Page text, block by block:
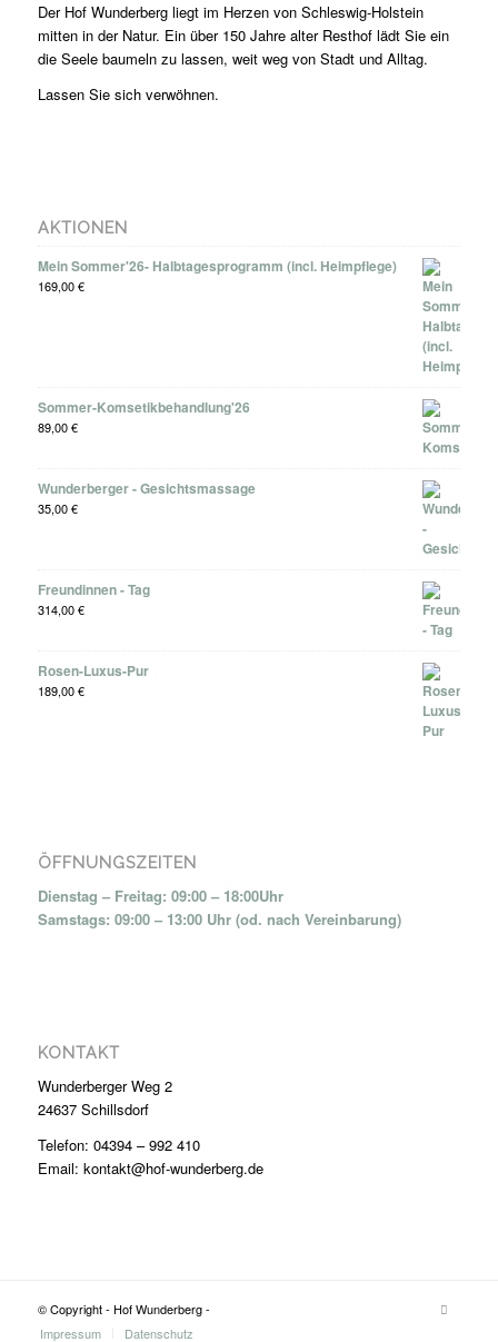
Der Hof Wunderberg liegt im Herzen von Schleswig-Holstein
mitten in der Natur. Ein über 150 Jahre alter Resthof lädt Sie ein
die Seele baumeln zu lassen, weit weg von Stadt und Alltag.
Lassen Sie sich verwöhnen.
AKTIONEN
Mein Sommer'26- Halbtagesprogramm (incl. Heimpflege)
169,00€
Sommer-Komsetikbehandlung'26
89,00€
Wunderberger - Gesichtsmassage
35,00€
Freundinnen - Tag
314,00€
Rosen-Luxus-Pur
189,00€
ÖFFNUNGSZEITEN
Dienstag – Freitag: 09:00 – 18:00Uhr
Samstags: 09:00 – 13:00 Uhr (od. nach Vereinbarung)
KONTAKT
Wunderberger Weg 2
24637 Schillsdorf
Telefon: 04394 – 992 410
Email: kontakt@hof-wunderberg.de
© Copyright - Hof Wunderberg -
Impressum
Datenschutz